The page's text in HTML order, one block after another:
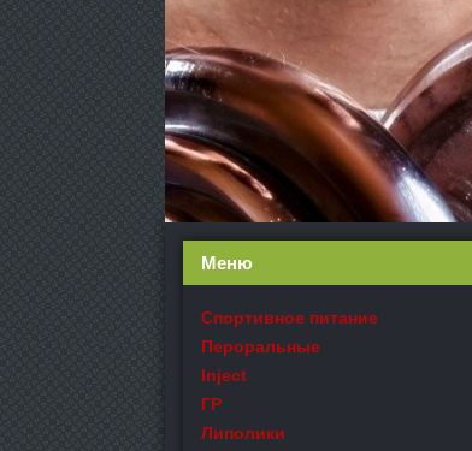
Меню
Спортивное питание
Пероральные
Inject
ГР
Липолики